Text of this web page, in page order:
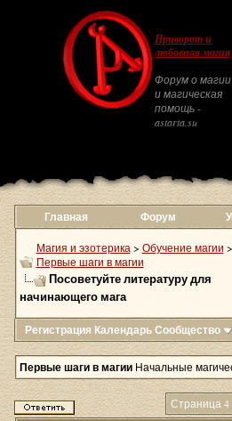
Приворот и
любовная магия
Форум о магии
и магическая
помощь -
astarta.su
Главная Форум
Магия и эзотерика > Обучение магии >
Первые шаги в магии
Посоветуйте литературу для
начинающего мага
Регистрация КалендарьСообщество
Первые шаги в магии Начальные
Страница 4